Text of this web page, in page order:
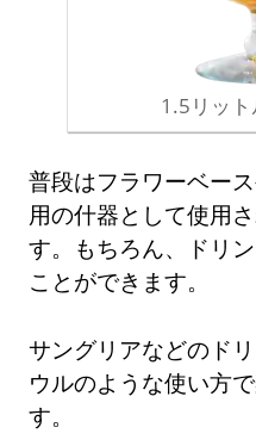
1.5リッ
普段はフラワーベー
用の什器として使用
す。もちろん、ドリ
ことができます。
サングリアなどのド
ウルのような使い方
す。